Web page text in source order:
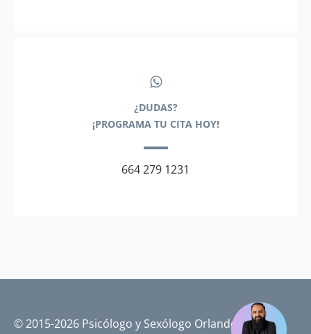
¿DUDAS?
¡PROGRAMA TU CITA HOY!
664 279 1231
© 2015-2026 Psicólogo y Sexólogo Orlando Pérez |